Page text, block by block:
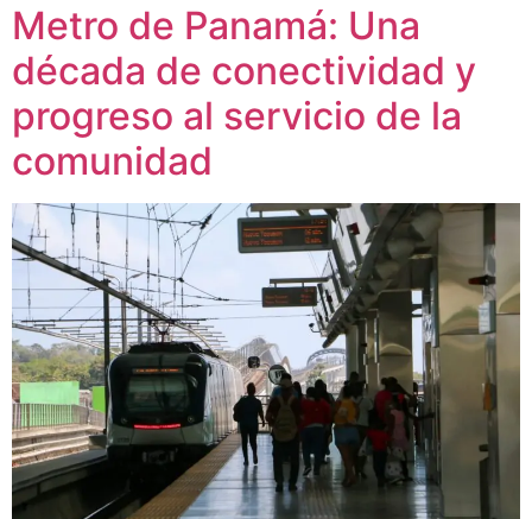
Metro de Panamá: Una
década de conectividad y
progreso al servicio de la
comunidad